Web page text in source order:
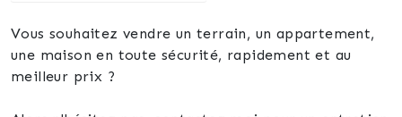
Vous souhaitez vendre un terrain, un appartement,
une maison en toute sécurité, rapidement et au
meilleur prix ?